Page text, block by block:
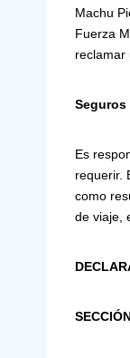
Machu
Fuerza
reclamar
Seguros
Es
requerir.
como
de viaje,